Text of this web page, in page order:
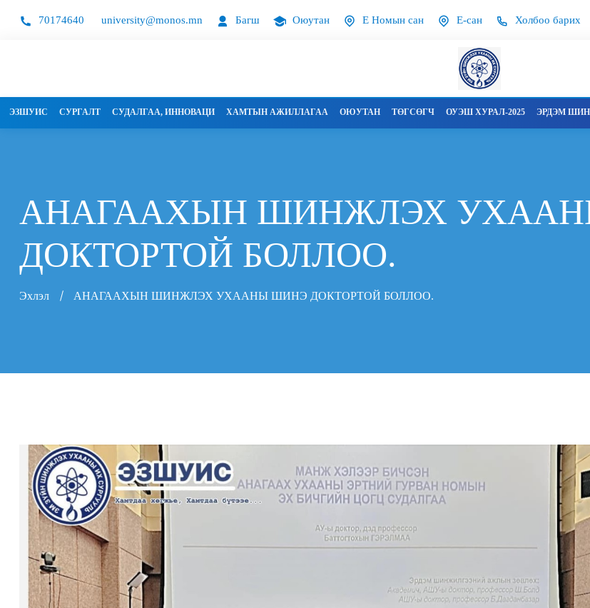
70174640 university@monos.mn Багш Оюутан Е Номын сан Е-сан Холбоо барих
ЭЗШУИС СУРГАЛТ СУДАЛГАА, ИННОВАЦИ ХАМТЫН АЖИЛЛАГАА ОЮУТАН ТӨГСӨГЧ ОУЭШ ХУРАЛ-2025 ЭРДЭМ
АНАГААХЫН ШИНЖЛЭХ
ДОКТОРТОЙ БОЛЛОО.
Эхлэл АНАГААХЫН ШИНЖЛЭХ УХААНЫ ШИНЭ ДОКТОРТОЙ БОЛЛОО.